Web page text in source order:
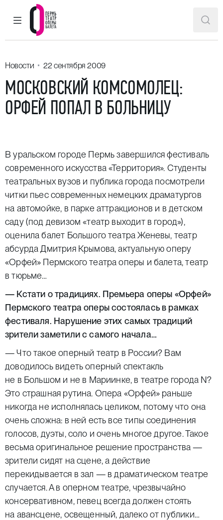
ГЛАВНОЕ МЕНЮ
Пермский театр оперы и балета
Новости 22 сентября 2009
МОСКОВСКИЙ КОМСОМОЛЕЦ:
ОРФЕЙ ПОПАЛ В БОЛЬНИЦУ
В уральском городе Пермь завершился фестиваль
современного искусства «Территория». Студенты
театральных вузов и публика города посмотрели
читки пьес современных немецких драматургов
на автомойке, в парке аттракционов и в детском
саду (под девизом «театр выходит в город»),
оценила балет Большого театра Женевы, театр
абсурда Дмитрия Крымова, актуальную оперу
«Орфей» Пермского театра оперы и балета, театр
в тюрьме…
— Кстати о традициях. Премьера оперы «Орфей»
Пермского театра оперы состоялась в рамках
фестиваля. Нарушение этих самых традиций
зрители заметили с самого начала…
— Что такое оперный театр в России? Вам
доводилось видеть оперный спектакль
не в Большом и не в Мариинке, в театре города N?
Это страшная рутина. Опера «Орфей» раньше
никогда не исполнялась целиком, потому что она
очень сложна: в ней есть все типы соединения
голосов, дуэты, соло и очень многое другое. Такое
весьма оригинальное решение пространства —
зрители сидят на сцене, а действие
перекидывается в зал — в драматическом театре
случается. А в оперном театре, чрезвычайно
консервативном, певец всегда должен стоять
на авансцене, освещенный, далеко от публики…